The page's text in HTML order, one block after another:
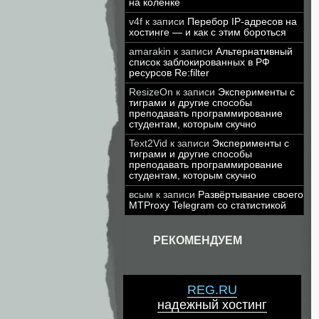
на коленке
v4f к записи Перебор IP-адресов на
хостинге — и как с этим бороться
amarakin к записи Альтернативный
список заблокированных в РФ
ресурсов Re:filter
ResizeOn к записи Эксперименты с
тиграми и другие способы
преподавать программирование
студентам, которым скучно
Text2Vid к записи Эксперименты с
тиграми и другие способы
преподавать программирование
студентам, которым скучно
всым к записи Развёртывание своего
MTProxy Telegram со статистикой
РЕКОМЕНДУЕМ
REG.RU
надежный хостинг